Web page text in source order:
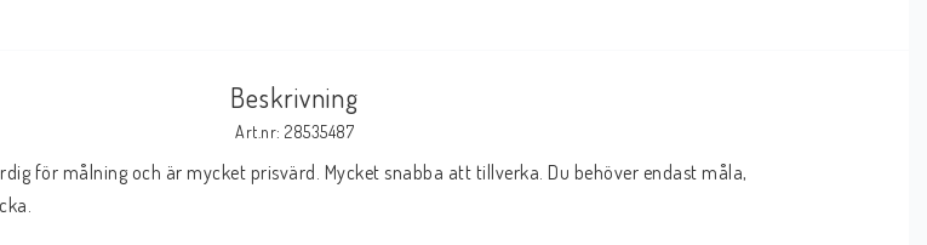
Beskrivning
Art.nr: 28535487
för målning och är mycket prisvärd. Mycket snabba att tillverka. Du behöver endast måla,